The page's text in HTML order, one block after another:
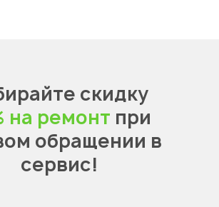
скидку
на ремонт при
обращении в
сервис!